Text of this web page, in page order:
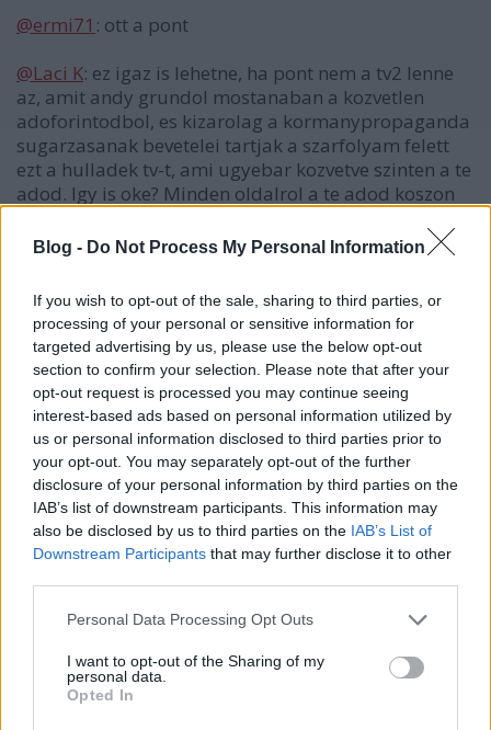
Blog - Do Not Process My Personal Information
If you wish to opt-out of the sale, sharing to third parties, or
processing of your personal or sensitive information for
targeted advertising by us, please use the below opt-out
section to confirm your selection. Please note that after your
opt-out request is processed you may continue seeing
interest-based ads based on personal information utilized by
us or personal information disclosed to third parties prior to
your opt-out. You may separately opt-out of the further
disclosure of your personal information by third parties on the
IAB’s list of downstream participants. This information may
also be disclosed by us to third parties on the IAB’s List of
Downstream Participants that may further disclose it to other
Please note that this website/app uses one or more Google
not limited to your visit or usage behaviour. You may click to
grant or deny consent to Google and its third-party tags to
use your data for below specified purposes in below Google
Personal Data Processing Opt Outs
I want to opt-out of the Sharing of my
personal data.
Opted In
@ermi71 : ott a pont
@Laci K: ez igaz is lehetne, ha pont nem a tv2 lenne
az, amit andy grundol mostanaban a kozvetlen
adoforintodbol, es kizarolag a kormanypropaganda
sugarzasanak bevetelei tartjak a szarfolyam felett
ezt a hulladek tv-t, ami ugyebar kozvetve szinten a te
adod. Igy is oke? Minden oldalrol a te adod koszon
bazdmeg, felteszem ra az eves koltsegvetesem, hogy
milliardokat, akkor lenne az, hogy mordulunk egyet,
aztan basszak meg megukat.
@storker: ugy legyen
@mate2003: amen
@takonyhabony : pontosan
@Orbán Viktᴏr: de geci vagy :>
@TUNYA: "A Tv2-nek a reklamokbol van penze"
hoooogyne, hat persze, semmi baj.
the.man
11 éve